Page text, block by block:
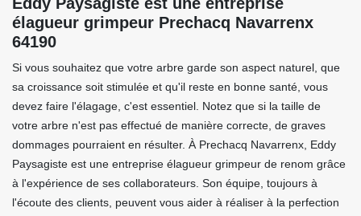
élagueur grimpeur Prechacq Navarrenx
64190
Si vous souhaitez que votre arbre garde son aspect naturel, que
sa croissance soit stimulée et qu'il reste en bonne santé, vous
devez faire l'élagage, c'est essentiel. Notez que si la taille de
votre arbre n'est pas effectué de manière correcte, de graves
dommages pourraient en résulter. À Prechacq Navarrenx, Eddy
Paysagiste est une entreprise élagueur grimpeur de renom grâce
à l'expérience de ses collaborateurs. Son équipe, toujours à
l'écoute des clients, peuvent vous aider à réaliser à la perfection